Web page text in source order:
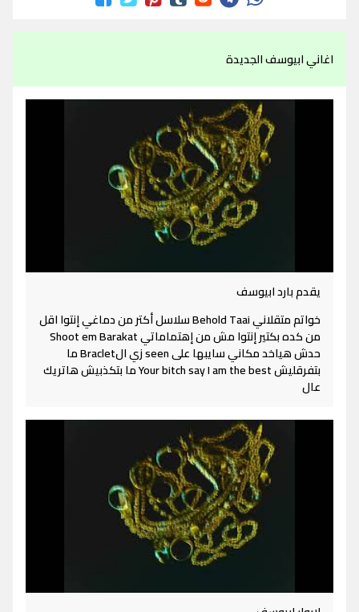
اغاني ابيوسف الجديدة
يقدم بارد ابيوسف
خواتم متقلاني Behold Taai سلاسل أكتر من دماغي إنتوا اقل
من كده بكتير إنتوا مش من إهتماماتي Shoot em Barakat
حدش هياخد مكاني سايبها على seen زي الBraclet ما
بتفرقليش Your bitch say I am the best ما بتكذبيش هاتريك
عال